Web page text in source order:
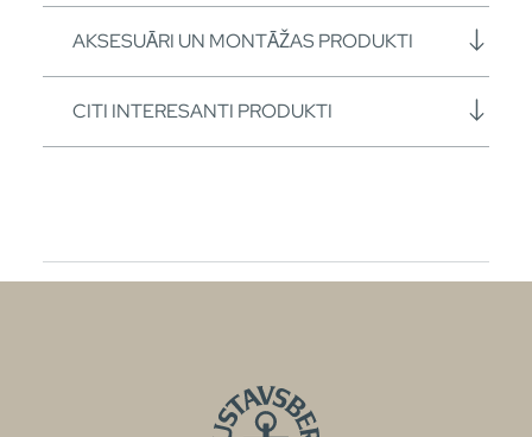
AKSESUĀRI UN MONTĀŽAS PRODUKTI
CITI INTERESANTI PRODUKTI